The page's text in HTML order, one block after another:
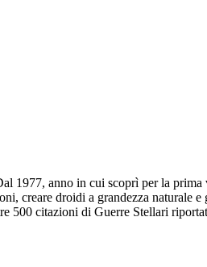
1977, anno in cui scoprì per la
creare droidi a grandezza naturale e
500 citazioni di Guerre Stellari